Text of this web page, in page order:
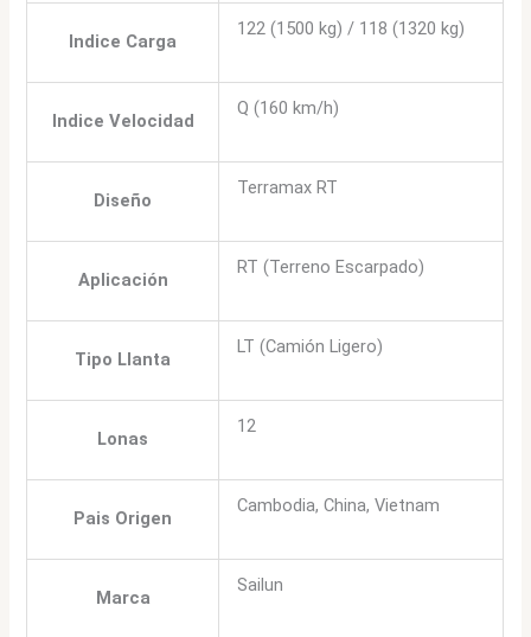
Indice Carga
122 (1500 kg) / 118 (1320 kg)
Indice Velocidad
Q (160 km/h)
Diseño
Terramax RT
Aplicación
RT (Terreno Escarpado)
Tipo Llanta
LT (Camión Ligero)
Lonas
12
Pais Origen
Cambodia, China, Vietnam
Marca
Sailun